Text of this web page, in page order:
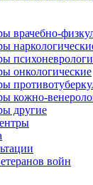
врачебно-
онкологические
кожно-
другие
войн